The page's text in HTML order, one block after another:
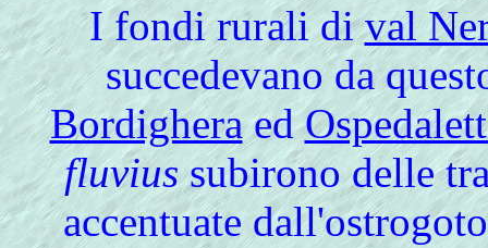
I fondi ruralidival
succedevano da
Bordigheraed
fluviussubirono delle
accentuate